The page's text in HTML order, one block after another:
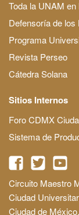
Toda la UNAM en
Defensoría de
Programa
Revista Perseo
Cátedra Solana
Sitios Internos
Foro CDMX
Sistema de
Circuito Maestro
Ciudad
Ciudad de